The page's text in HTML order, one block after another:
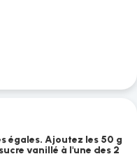
égales. Ajoutez les 50 g
vanillé à l'une des 2